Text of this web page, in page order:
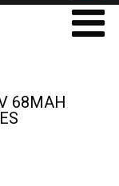
68MAH